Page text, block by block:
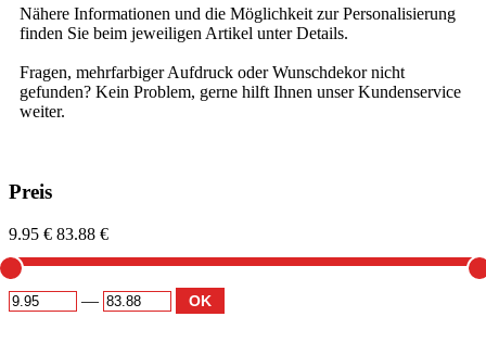
Nähere Informationen und die Möglichkeit zur Personalisierung
finden Sie beim jeweiligen Artikel unter Details.
Fragen, mehrfarbiger Aufdruck oder Wunschdekor nicht
gefunden? Kein Problem, gerne hilft Ihnen unser Kundenservice
weiter.
Preis
9.95 € 83.88 €
— OK